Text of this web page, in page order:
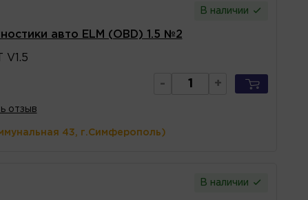
В наличии
авто ELM (OBD) 1.5 №2
V1.5
- +
отзыв
43, г.Симферополь)
В наличии